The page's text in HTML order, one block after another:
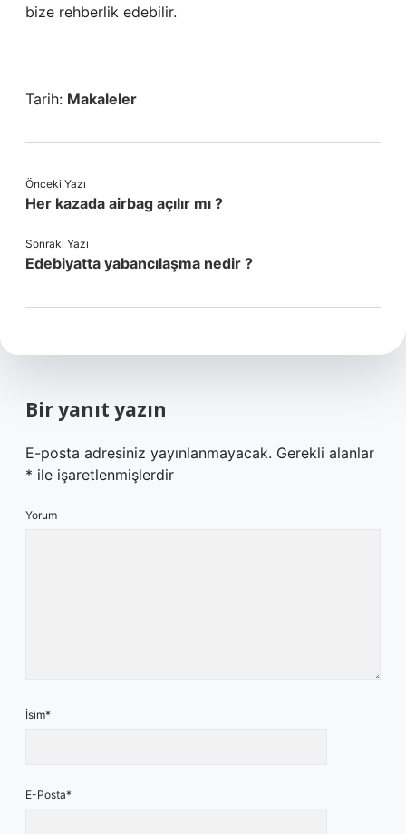
bize rehberlik edebilir.
Tarih: Makaleler
Önceki Yazı
Her kazada airbag açılır mı ?
Sonraki Yazı
Edebiyatta yabancılaşma nedir ?
Bir yanıt yazın
E-posta adresiniz yayınlanmayacak. Gerekli alanlar
* ile işaretlenmişlerdir
Yorum
İsim*
E-Posta*